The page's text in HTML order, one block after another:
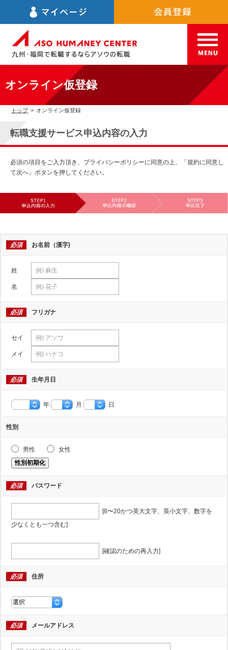
オンライン仮登録
トップ > オンライン仮登録
転職支援サービス申込内容の入力
必須の項目をご入力頂き、プライバシーポリシーに同意の上、「規約に同意し
て次へ」ボタンを押してください。
必須 お名前（漢字)
姓
名
必須 フリガナ
セイ
メイ
必須 生年月日
年 月 日
性別
男性
女性
性別初期化
必須 パスワード
[8〜20かつ英大文字、英小文字、数字を
少なくとも一つ含む]
[確認のための再入力]
必須 住所
必須 メールアドレス